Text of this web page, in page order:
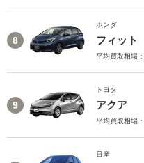
8
ホンダ
フィット
平均買取相場：
9
トヨタ
アクア
平均買取相場：
日産